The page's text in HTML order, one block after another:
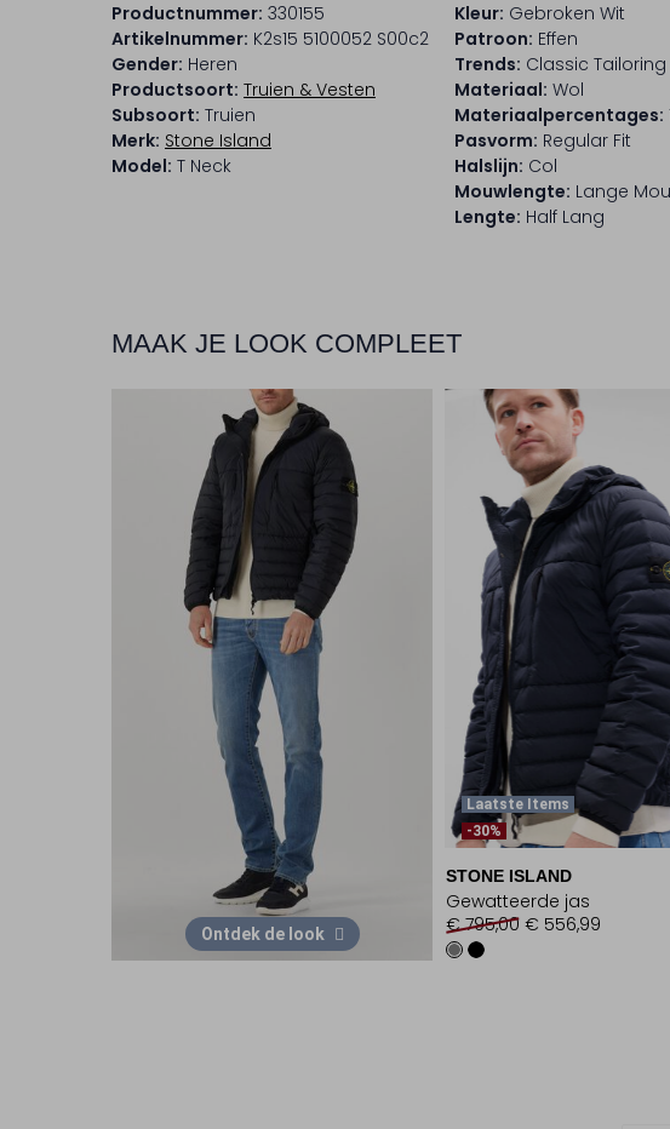
Productnummer: 330155
Artikelnummer: K2s15 5100052 S00c2
Gender: Heren
Productsoort: Truien & Vesten
Subsoort: Truien
Merk: Stone Island
Model: T Neck
Kleur: Gebroken Wit
Patroon: Effen
Trends: Classic Tailoring
Materiaal: Wol
Materiaalpercentages:
Pasvorm: Regular Fit
Halslijn: Col
Mouwlengte: Lange
Lengte: Half Lang
MAAK JE LOOK COMPLEET
Ontdek de look
Laatste Items
-30%
STONE ISLAND
Gewatteerde jas
€ 795,00 € 556,99